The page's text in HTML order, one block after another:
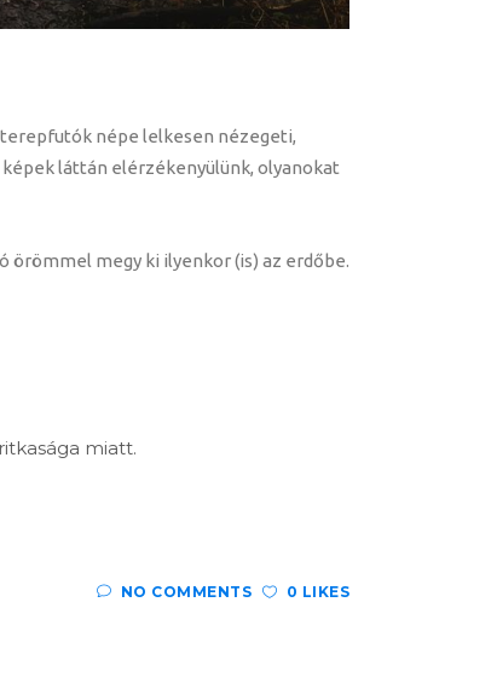
terepfutók népe lelkesen nézegeti,
láttán elérzékenyülünk, olyanokat
örömmel megy ki ilyenkor (is) az erdőbe.
miatt.
NO COMMENTS 0 LIKES